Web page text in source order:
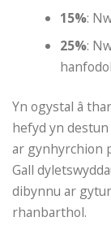
15%:
25%:
Yn ogystal â
hefyd yn destun
ar gynhyrchion
Gall
dibynnu ar
rhanbarthol.